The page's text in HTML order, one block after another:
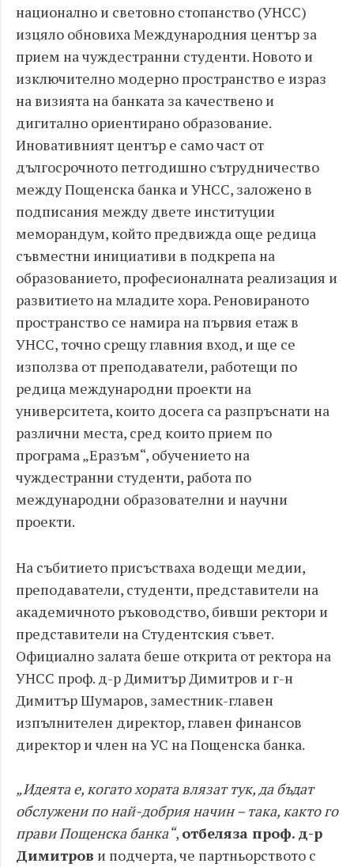
национално и световно стопанство (УНСС)
изцяло обновиха Международния център за
прием на чуждестранни студенти. Новото и
изключително модерно пространство е израз
на визията на банката за качествено и
дигитално ориентирано образование.
Иновативният център е само част от
дългосрочното петгодишно сътрудничество
между Пощенска банка и УНСС, заложено в
подписания между двете институции
меморандум, който предвижда още редица
съвместни инициативи в подкрепа на
образованието, професионалната реализация и
развитието на младите хора. Реновираното
пространство се намира на първия етаж в
УНСС, точно срещу главния вход, и ще се
използва от преподаватели, работещи по
редица международни проекти на
университета, които досега са разпръснати на
различни места, сред които прием по
програма „Еразъм“, обучението на
чуждестранни студенти, работа по
международни образователни и научни
проекти.
На събитието присъстваха водещи медии,
преподаватели, студенти, представители на
академичното ръководство, бивши ректори и
представители на Студентския съвет.
Официално залата беше открита от ректора на
УНСС проф. д-р Димитър Димитров и г-н
Димитър Шумаров, заместник-главен
изпълнителен директор, главен финансов
директор и член на УС на Пощенска банка.
„Идеята е, когато хората влязат тук, да бъдат
обслужени по най-добрия начин – така, както го
прави Пощенска банка“, отбеляза проф. д-р
Димитров и подчерта, че партньорството с